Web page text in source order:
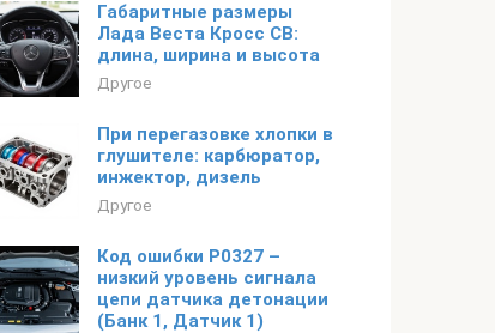
Габаритные размеры
Лада Веста Кросс СВ:
длина, ширина и высота
Другое
При перегазовке хлопки в
глушителе: карбюратор,
инжектор, дизель
Другое
Код ошибки P0327 –
низкий уровень сигнала
цепи датчика детонации
(Банк 1, Датчик 1)